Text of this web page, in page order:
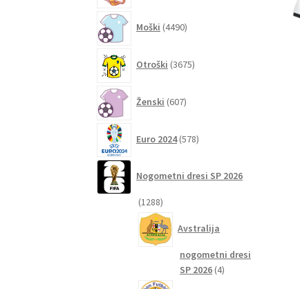
Moški 4490izdelkov
Otroški 3675izdelkov
Ženski 607izdelkov
Euro 2024 578izdelkov
Nogometni dresi SP 2026
12881288
izdelkov
Avstralija
nogometni dresi
SP 2026 44